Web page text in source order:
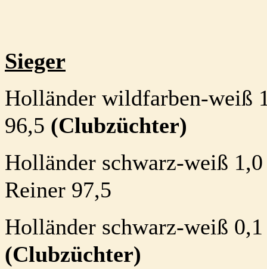
Sieger
Holländer wildfarben-weiß
96,5 (Clubzüchter)
Holländer schwarz-weiß
Reiner 97,5
Holländer schwarz-weiß
(Clubzüchter)